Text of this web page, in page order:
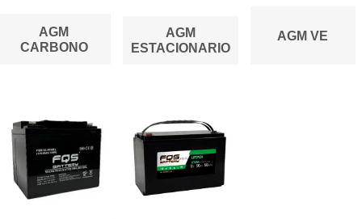
AGM
CARBONO
AGM
ESTACIONARIO
AGM VE